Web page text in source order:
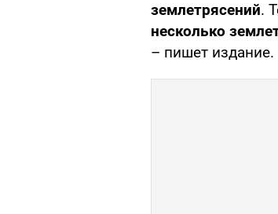
землетрясений.
несколько
– пишет издание.